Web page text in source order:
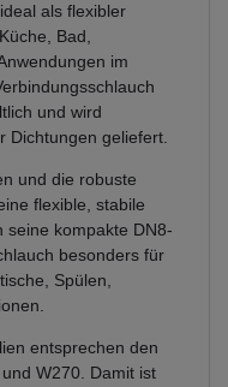
als flexibler
Bad,
im
und wird
Dichtungen geliefert.
und die robuste
flexible, stabile
seine kompakte DN8-
besonders für
Spülen,
entsprechen den
W270. Damit ist